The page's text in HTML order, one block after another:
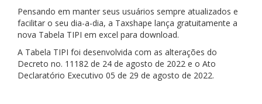
Pensando em manter seus usuários sempre atualizados e
facilitar o seu dia-a-dia, a Taxshape lança gratuitamente a
nova Tabela TIPI em excel para download.
A Tabela TIPI foi desenvolvida com as alterações do
Decreto no. 11182 de 24 de agosto de 2022 e o Ato
Declaratório Executivo 05 de 29 de agosto de 2022.